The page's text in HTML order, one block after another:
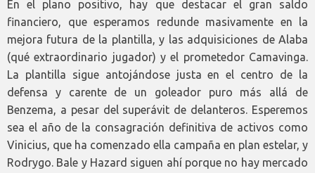
En el plano positivo, hay que destacar el gran saldo
financiero, que esperamos redunde masivamente en la
mejora futura de la plantilla, y las adquisiciones de Alaba
(qué extraordinario jugador) y el prometedor Camavinga.
La plantilla sigue antojándose justa en el centro de la
defensa y carente de un goleador puro más allá de
Benzema, a pesar del superávit de delanteros. Esperemos
sea el año de la consagración definitiva de activos como
Vinicius, que ha comenzado ella campaña en plan estelar, y
Rodrygo. Bale y Hazard siguen ahí porque no hay mercado